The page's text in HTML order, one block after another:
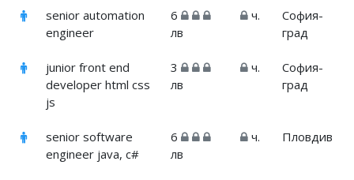
senior automation
engineer
6
лв
ч.
София-
град
junior front end
developer html css
js
3
лв
ч.
София-
град
senior software
engineer java, c#
6
лв
ч. Пловдив